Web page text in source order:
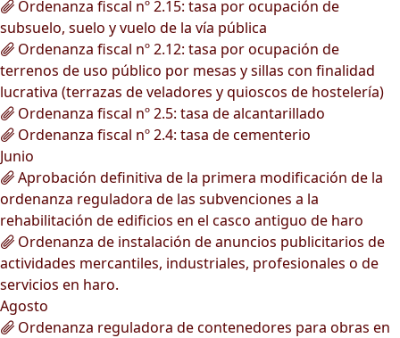
Ordenanza fiscal nº 2.15: tasa por ocupación de
subsuelo, suelo y vuelo de la vía pública
Ordenanza fiscal nº 2.12: tasa por ocupación de
terrenos de uso público por mesas y sillas con finalidad
lucrativa (terrazas de veladores y quioscos de hostelería)
Ordenanza fiscal nº 2.5: tasa de alcantarillado
Ordenanza fiscal nº 2.4: tasa de cementerio
Junio
Aprobación definitiva de la primera modificación de la
ordenanza reguladora de las subvenciones a la
rehabilitación de edificios en el casco antiguo de haro
Ordenanza de instalación de anuncios publicitarios de
actividades mercantiles, industriales, profesionales o de
servicios en haro.
Agosto
Ordenanza reguladora de contenedores para obras en